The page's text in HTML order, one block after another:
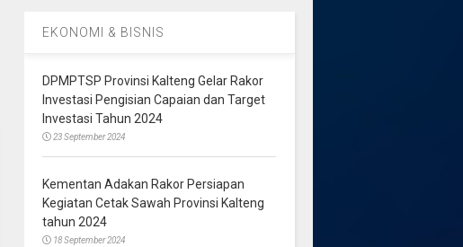
EKONOMI & BISNIS
DPMPTSP Provinsi Kalteng Gelar Rakor
Investasi Pengisian Capaian dan Target
Investasi Tahun 2024
23 September 2024
Kementan Adakan Rakor Persiapan
Kegiatan Cetak Sawah Provinsi Kalteng
tahun 2024
18 September 2024